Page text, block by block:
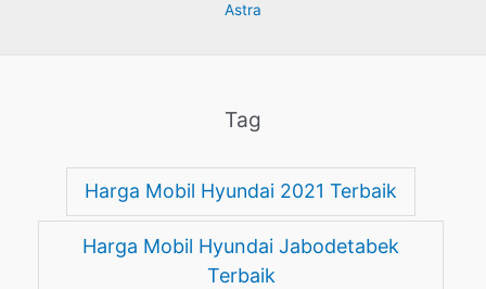
Astra
Tag
Harga Mobil Hyundai 2021 Terbaik
Harga Mobil Hyundai Jabodetabek
Terbaik